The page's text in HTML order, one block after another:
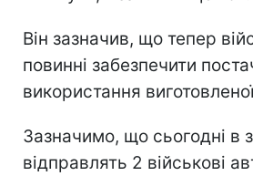
Він зазначив, що тепер
повинні забезпечити
використання
Зазначимо, що сьогодні в
відправлять 2 військові